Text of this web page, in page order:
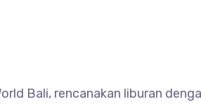
Bali, rencanakan liburan